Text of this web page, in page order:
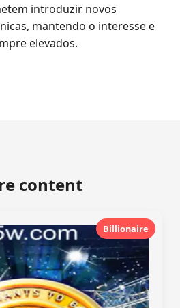
introduzir novos
mantendo o interesse e
elevados.
content
Billionaire